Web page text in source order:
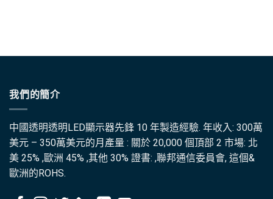
我們的簡介
中國透明透明LED顯示器先鋒 10 年製造經驗. 年收入: 300萬
美元 – 350萬美元的月產量 : 關於 20,000 個頂部 2 市場: 北
美 25% ,歐洲 45% ,其他 30% 證書: ,聯邦通信委員會, 這個&
歐洲的ROHS.